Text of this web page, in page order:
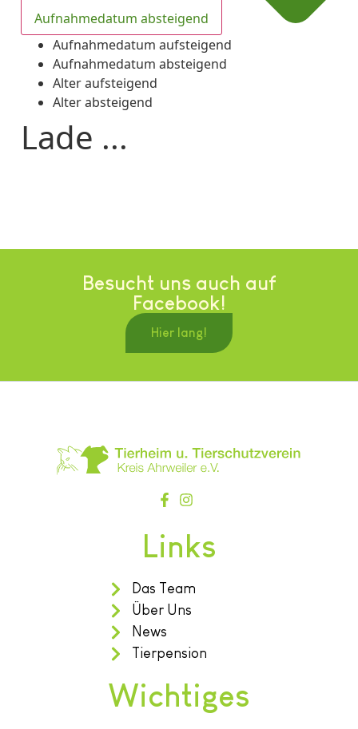
Aufnahmedatum absteigend
Aufnahmedatum aufsteigend
Aufnahmedatum absteigend
Alter aufsteigend
Alter absteigend
Lade ...
Besucht uns auch auf
Facebook!
Hier lang!
Links
Das Team
Über Uns
News
Tierpension
Wichtiges